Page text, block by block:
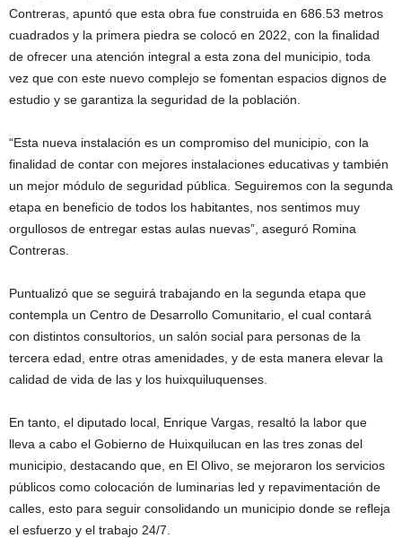
Contreras, apuntó que esta obra fue construida en 686.53 metros
cuadrados y la primera piedra se colocó en 2022, con la finalidad
de ofrecer una atención integral a esta zona del municipio, toda
vez que con este nuevo complejo se fomentan espacios dignos de
estudio y se garantiza la seguridad de la población.
“Esta nueva instalación es un compromiso del municipio, con la
finalidad de contar con mejores instalaciones educativas y también
un mejor módulo de seguridad pública. Seguiremos con la segunda
etapa en beneficio de todos los habitantes, nos sentimos muy
orgullosos de entregar estas aulas nuevas”, aseguró Romina
Contreras.
Puntualizó que se seguirá trabajando en la segunda etapa que
contempla un Centro de Desarrollo Comunitario, el cual contará
con distintos consultorios, un salón social para personas de la
tercera edad, entre otras amenidades, y de esta manera elevar la
calidad de vida de las y los huixquiluquenses.
En tanto, el diputado local, Enrique Vargas, resaltó la labor que
lleva a cabo el Gobierno de Huixquilucan en las tres zonas del
municipio, destacando que, en El Olivo, se mejoraron los servicios
públicos como colocación de luminarias led y repavimentación de
calles, esto para seguir consolidando un municipio donde se refleja
el esfuerzo y el trabajo 24/7.